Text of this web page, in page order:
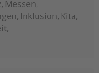
Messen
Inklusion Kita